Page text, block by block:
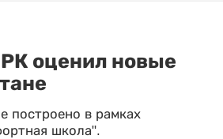
оценил новые
построено в рамках
школа".